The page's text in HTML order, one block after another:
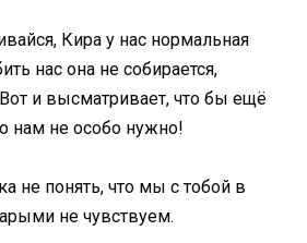
Кира у нас нормальная
нас она не собирается,
Вот и высматривает, что бы ещё
нам не особо нужно!
не понять, что мы с тобой в
не чувствуем.